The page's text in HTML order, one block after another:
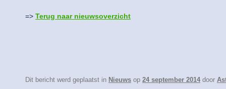
=> Terug naar nieuwsoverzicht
Dit bericht werd geplaatst in Nieuws op 24 september 2014 door